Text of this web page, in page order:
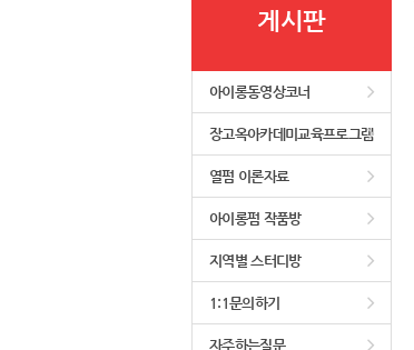
게시판
아이롱동영상코너
장고옥아카데미교육프로그램
열펌 이론자료
아이롱펌 작품방
지역별 스터디방
1:1문의하기
자주하는질문